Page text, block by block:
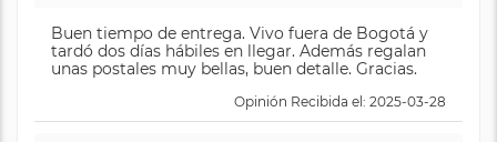
Buen tiempo de entrega. Vivo fuera de Bogotá y
tardó dos días hábiles en llegar. Además regalan
unas postales muy bellas, buen detalle. Gracias.
Opinión Recibida el: 2025-03-28